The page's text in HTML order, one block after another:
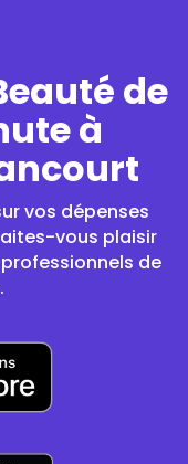
de
à
vos dépenses
vous plaisir
de